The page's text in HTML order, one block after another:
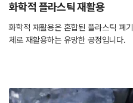
화학적 플라스틱 재활용
화학적 재활용은 혼합된 플라스틱 폐
체로 재활용하는 유망한 공정입니다.